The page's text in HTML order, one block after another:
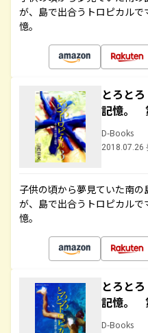
が、島で出合うトロピカル
憶。
とろと
記憶。
D-Books
2018.07.26
子供の頃から夢見ていた南
が、島で出合うトロピカル
憶。
とろと
記憶。
D-Books